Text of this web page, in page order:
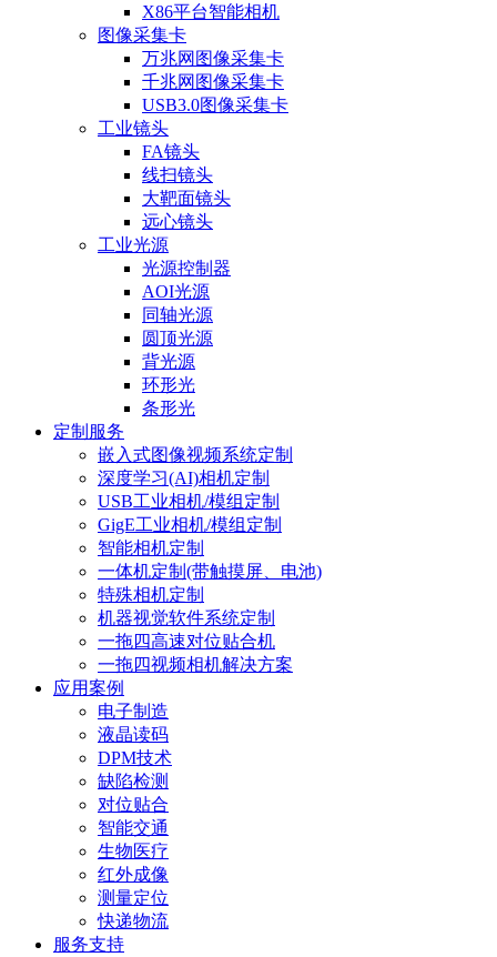
X86平台智能相机
图像采集卡
万兆网图像采集卡
千兆网图像采集卡
USB3.0图像采集卡
工业镜头
FA镜头
线扫镜头
大靶面镜头
远心镜头
工业光源
光源控制器
AOI光源
同轴光源
圆顶光源
背光源
环形光
条形光
定制服务
嵌入式图像视频系统定制
深度学习(AI)相机定制
USB工业相机/模组定制
GigE工业相机/模组定制
智能相机定制
一体机定制(带触摸屏、电池)
特殊相机定制
机器视觉软件系统定制
一拖四高速对位贴合机
一拖四视频相机解决方案
应用案例
电子制造
液晶读码
DPM技术
缺陷检测
对位贴合
智能交通
生物医疗
红外成像
测量定位
快递物流
服务支持